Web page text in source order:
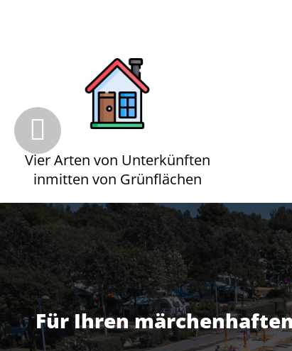
Vier Arten von Unterkünften
inmitten von Grünflächen
Für Ihren